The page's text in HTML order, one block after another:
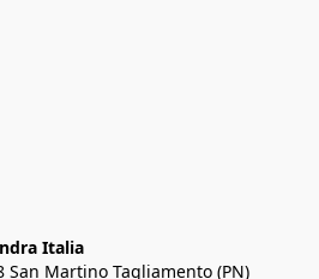
Italia
San Martino Tagliamento (PN)